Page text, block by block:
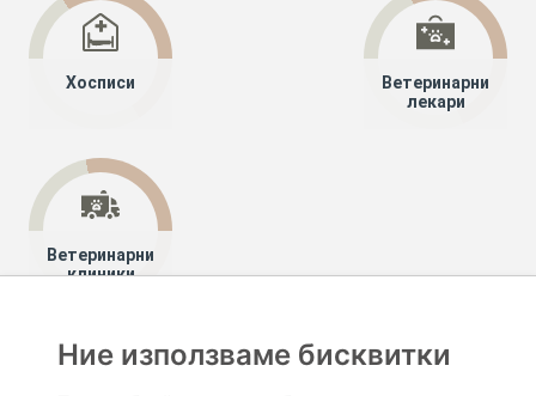
Хосписи
Ветеринарни
лекари
Ветеринарни
клиники
Специалисти
Ние използваме бисквитки